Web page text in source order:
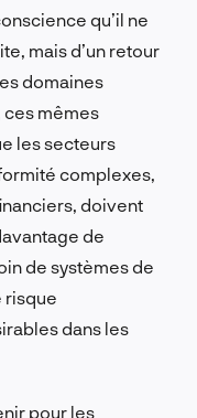
qu’il ne
mais d’un retour
domaines
ces mêmes
les secteurs
complexes,
doivent
de
de systèmes de
risque
dans les
pour les